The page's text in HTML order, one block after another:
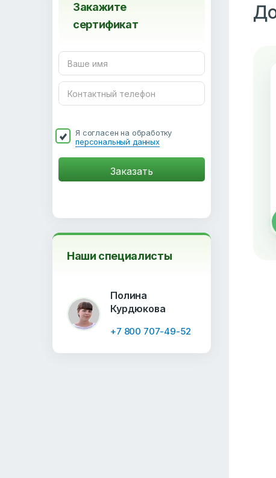
Закажите
сертификат
Я согласен на обработку
персональный данных
Наши специалисты
Полина
Курдюкова
+7 800 707-49-52